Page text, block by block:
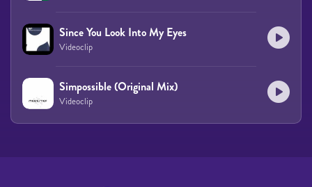
Since You Look Into My Eyes
Videoclip
Simpossible (Original Mix)
Videoclip